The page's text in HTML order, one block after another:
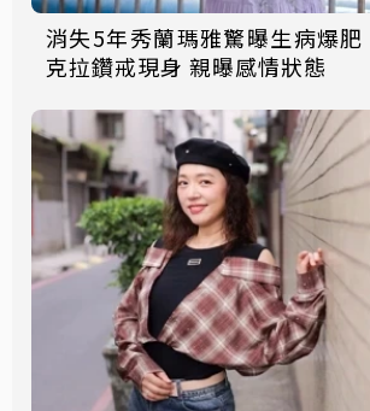
消失5年秀蘭瑪雅驚曝生病爆
克拉鑽戒現身 親曝感情狀態